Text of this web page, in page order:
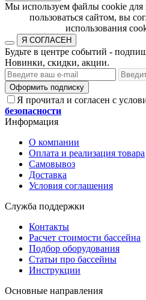
​​​​​​​Мы используем файлы cookie для
пользоваться сайтом, вы
использования
Я СОГЛАСЕН
Будьте в центре событий -
Новинки, скидки, акции.
Оформить подписку
Я прочитал и согласен с
безопасности
Информация
О компании
Оплата и реализация товара
Самовывоз
Доставка
Условия соглашения
Служба поддержки
Контакты
Расчет стоимости бассейна
Подбор оборудования
Статьи про бассейны
Инструкции
Основные направления